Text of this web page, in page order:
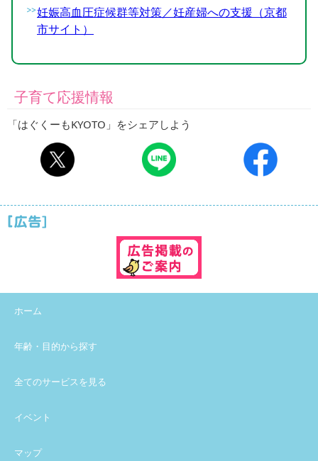
妊娠高血圧症候群等対策／妊産婦への支援（京都
市サイト）
子育て応援情報
「はぐくーもKYOTO」をシェアしよう
ホーム
年齢・目的から探す
全てのサービスを見る
イベント
マップ